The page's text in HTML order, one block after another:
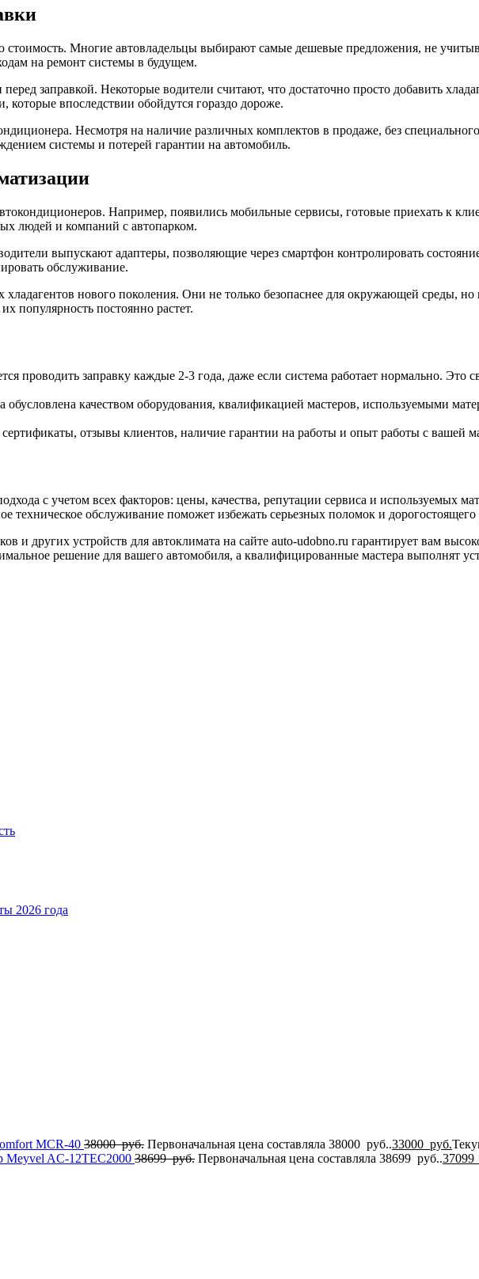
Многие автовладельцы выбирают самые дешевые предложения, не
на ремонт системы в будущем.
заправкой. Некоторые водители считают, что достаточно просто добавить
которые впоследствии обойдутся гораздо дороже.
Несмотря на наличие различных комплектов в продаже, без
системы и потерей гарантии на автомобиль.
Например, появились мобильные сервисы, готовые приехать к
людей и компаний с автопарком.
выпускают адаптеры, позволяющие через смартфон контролировать
обслуживание.
нового поколения. Они не только безопаснее для окружающей среды,
популярность постоянно растет.
проводить заправку каждые 2-3 года, даже если система работает нормально. Это
обусловлена качеством оборудования, квалификацией мастеров, используемыми
отзывы клиентов, наличие гарантии на работы и опыт работы с вашей
с учетом всех факторов: цены, качества, репутации сервиса и используемых
обслуживание поможет избежать серьезных поломок и дорогостоящего
и других устройств для автоклимата на сайте auto-udobno.ru гарантирует вам
решение для вашего автомобиля, а квалифицированные мастера выполнят
2026 года
MCR-40 38000руб. Первоначальная цена составляла 38000 руб..33000 руб.
Meyvel AC-12TEC2000 38699руб. Первоначальная цена составляла 38699 руб..37099